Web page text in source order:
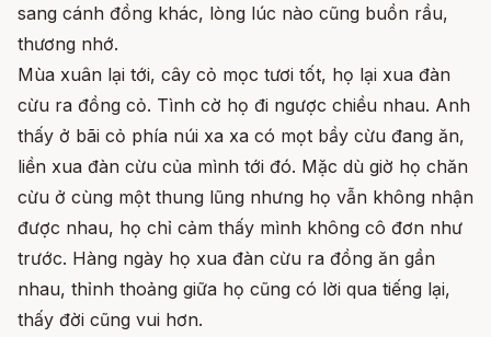
sang cánh đồng khác, lòng lúc nào cũng buồn rầu,
thương nhớ.
Mùa xuân lại tới, cây cỏ mọc tươi tốt, họ lại xua đàn
cừu ra đồng cỏ. Tình cờ họ đi ngược chiều nhau. Anh
thấy ở bãi cỏ phía núi xa xa có mọt bầy cừu đang ăn,
liền xua đàn cừu của mình tới đó. Mặc dù giờ họ chăn
cừu ở cùng một thung lũng nhưng họ vẫn không nhận
được nhau, họ chỉ cảm thấy mình không cô đơn như
trước. Hàng ngày họ xua đàn cừu ra đồng ăn gần
nhau, thỉnh thoảng giữa họ cũng có lời qua tiếng lại,
thấy đời cũng vui hơn.